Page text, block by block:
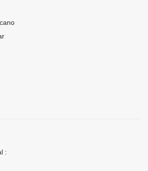
: